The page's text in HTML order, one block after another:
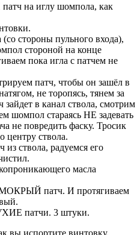
на иглу шомпола, как
стороны пульного входа),
стороной на конце
пока игла с патчем не
патч, чтобы он зашёл в
не торопясь, тянем за
в канал ствола, смотрим
шомпол стараясь НЕ задевать
не повредить фаску. Тросик
центру ствола.
ствола, радуемся его
масла
патч. И протягиваем
патчи. 3 штуки.
вы испортите винтовку.